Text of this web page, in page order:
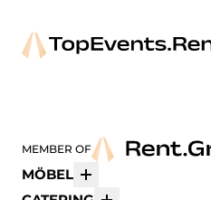
MEMBER OF
MÖBEL